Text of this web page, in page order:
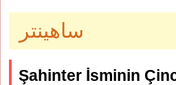
ساهينتر
Şahinter İsminin